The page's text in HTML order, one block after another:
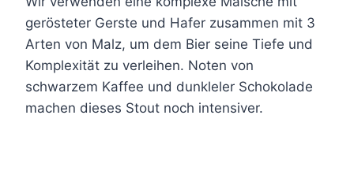
gerösteter Gerste und Hafer zusammen mit 3
Arten von Malz, um dem Bier seine Tiefe und
Komplexität zu verleihen. Noten von
schwarzem Kaffee und dunkleler Schokolade
machen dieses Stout noch intensiver.